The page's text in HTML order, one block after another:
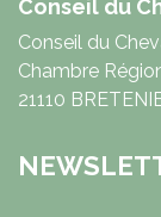
Conseil du
Conseil du
Chambre
21110